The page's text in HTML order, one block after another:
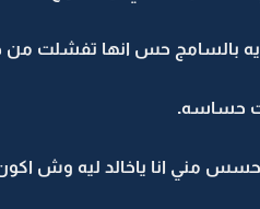
بالسامج حس انها تفشلت من
حساسه.
مني انا ياخالد ليه وش